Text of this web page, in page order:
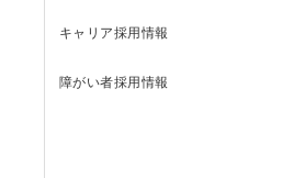
キャリア採用情報
障がい者採用情報